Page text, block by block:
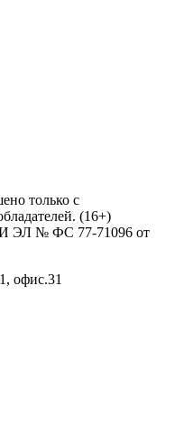
только с
(16+)
ЭЛ № ФС 77-71096 от
офис.31